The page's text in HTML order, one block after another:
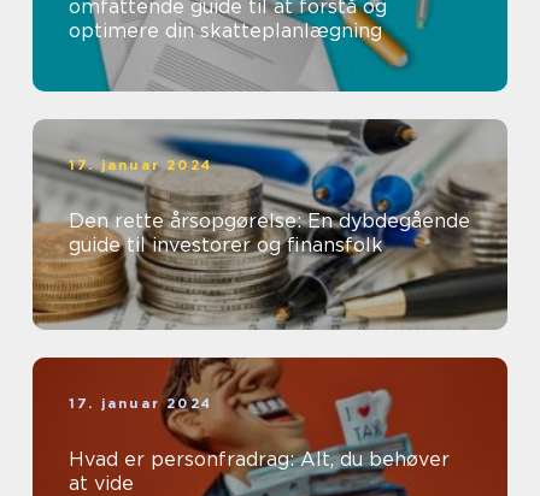
omfattende guide til at forstå og
optimere din skatteplanlægning
17. januar 2024
Den rette årsopgørelse: En dybdegående
guide til investorer og finansfolk
17. januar 2024
Hvad er personfradrag: Alt, du behøver
at vide